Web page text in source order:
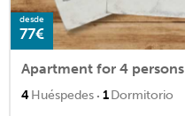
desde
77€
Apartment for 4
4Huéspedes · 1Dormitorio